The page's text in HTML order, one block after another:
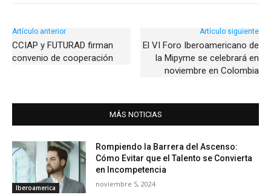
Artículo anterior
CCIAP y FUTURAD firman
convenio de cooperación
Artículo siguiente
El VI Foro Iberoamericano de
la Mipyme se celebrará en
noviembre en Colombia
MÁS NOTICIAS
Iberoamerica
Rompiendo la Barrera del Ascenso:
Cómo Evitar que el Talento se Convierta
en Incompetencia
noviembre 5, 2024